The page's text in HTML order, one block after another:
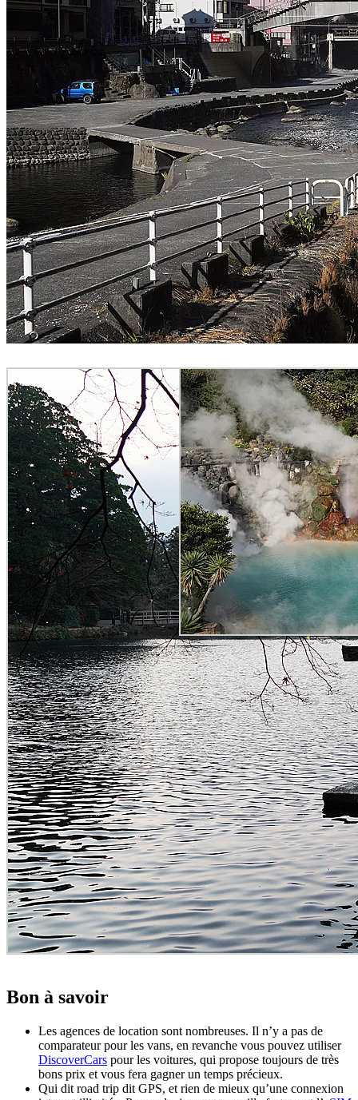
Bon à savoir
Les agences de location sont nombreuses. Il n’y a pas de
comparateur pour les vans, en revanche vous pouvez utiliser
DiscoverCars pour les voitures, qui propose toujours de très
bons prix et vous fera gagner un temps précieux.
Qui dit road trip dit GPS, et rien de mieux qu’une connexion